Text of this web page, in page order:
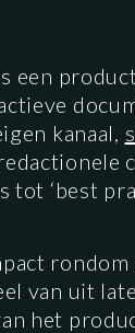
een
kanaal,
tot ‘best
van uit
het